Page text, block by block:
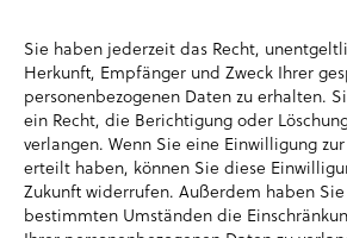
Sie haben jederzeit das Recht,
Herkunft, Empfänger und Zweck Ihrer
personenbezogenen Daten zu erhalten.
ein Recht, die Berichtigung oder
verlangen. Wenn Sie eine Einwilligung
erteilt haben, können Sie diese
Zukunft widerrufen. Außerdem haben
bestimmten Umständen die